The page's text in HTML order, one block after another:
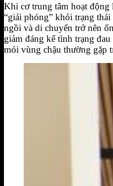
Khi cơ trung tâm hoạt động
“giải phóng” khỏi trạng
ngồi và di chuyển trở nên
giảm đáng kể tình trạng
mỏi vùng chậu thường gặp